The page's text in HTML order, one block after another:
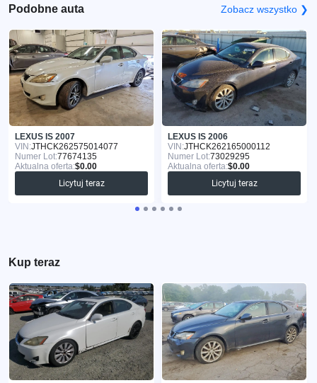
Podobne auta Zobacz wszystko ❯
LEXUS IS 2007
VIN:JTHCK262575014077
Numer Lot:77674135
Aktualna oferta:$0.00
Licytuj teraz
LEXUS IS 2006
VIN:JTHCK262165000112
Numer Lot:73029295
Aktualna oferta:$0.00
Licytuj teraz
Kup teraz